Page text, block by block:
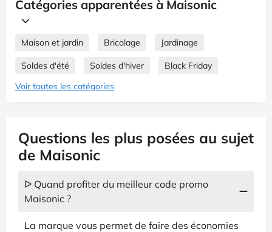
Catégories apparentées à Maisonic
Maison et jardin Bricolage Jardinage
Soldes d'été Soldes d'hiver
Black Friday
Voir toutes les catégories
Questions les plus posées au sujet
de Maisonic
ᐅ Quand profiter du meilleur code promo
Maisonic ?
La marque vous permet de faire des économies